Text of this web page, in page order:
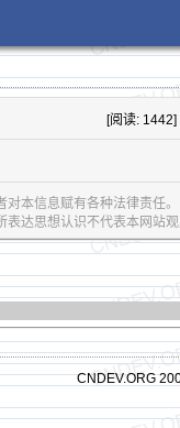
[阅读:
本信息赋有各种法律责任。
达思想认识不代表本网站观
CNDEV.ORG